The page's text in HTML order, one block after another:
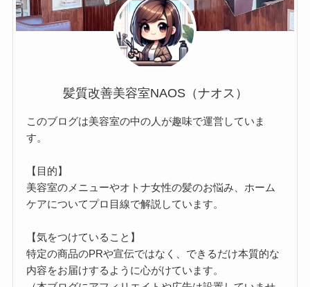
髪質改善美容室NAOS（ナオス）
このブログは美容室の中の人が趣味で運営していま
す。
【目的】
美容室のメニューやオトナ女性の髪のお悩み、ホーム
ケアについてプロ目線で解説しています。
【気をつけていること】
特定の商品のPRや宣伝ではなく、できるだけ本質的な
内容をお届けするように心がけています。